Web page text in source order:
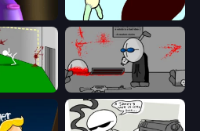
Doodieman Voodoo
Madness Deathwish